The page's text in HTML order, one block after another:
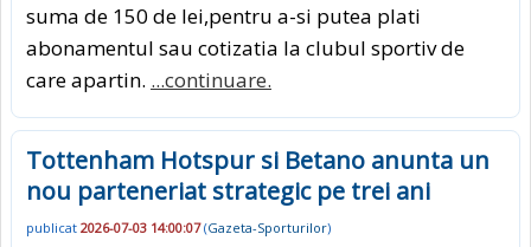
suma de 150 de lei,pentru a-si putea plati
abonamentul sau cotizatia la clubul sportiv de
care apartin. ...continuare.
Tottenham Hotspur si Betano anunta un
nou parteneriat strategic pe trei ani
publicat 2026-07-03 14:00:07(Gazeta-Sporturilor)